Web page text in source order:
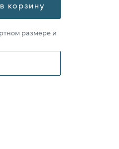
корзину
размере и